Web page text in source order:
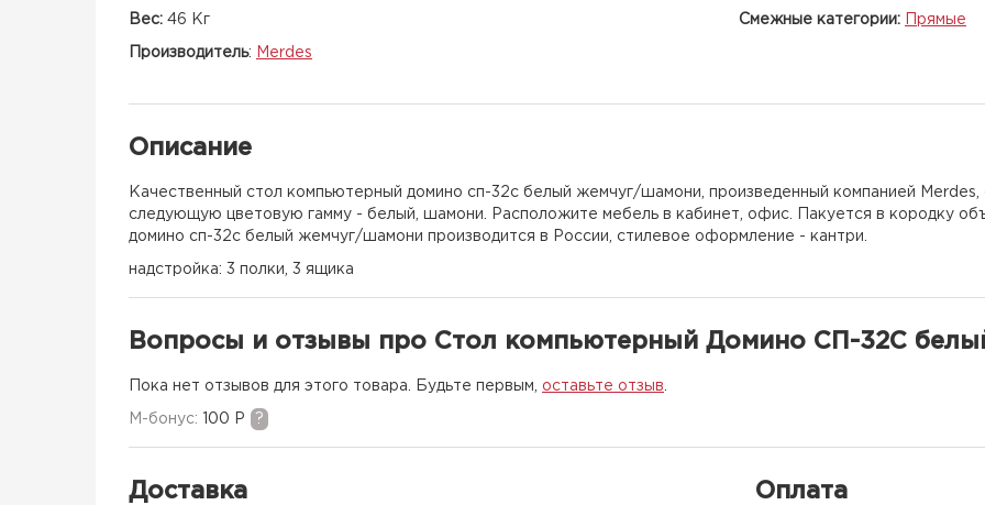
Вес: 46 Кг Смежные категории: Прямые
Производитель: Merdes
Описание
Качественный стол компьютерный домино сп-32с белый жемчуг/шамони, произведенный компанией
следующую цветовую гамму - белый, шамони. Расположите мебель в кабинет, офис. Пакуется в кородку
домино сп-32с белый жемчуг/шамони производится в России, стилевое оформление - кантри.
надстройка: 3 полки, 3 ящика
Вопросы и отзывы про Стол компьютерный Домино СП-32С
Пока нет отзывов для этого товара. Будьте первым, оставьте отзыв
M-бонус: 100 Р ?
Доставка Оплата